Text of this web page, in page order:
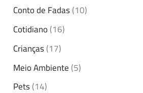
Conto de Fadas(10)
Cotidiano(16)
Crianças(17)
Meio Ambiente(5)
Pets(14)